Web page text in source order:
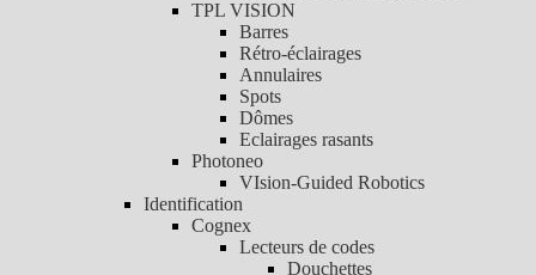
TPL VISION
Barres
Rétro-éclairages
Annulaires
Spots
Dômes
Eclairages rasants
Photoneo
VIsion-Guided Robotics
Identification
Cognex
Lecteurs de codes
Douchettes